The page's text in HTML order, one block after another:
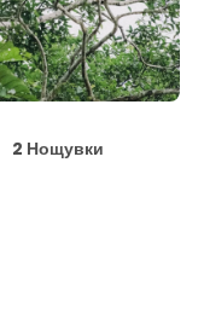
2 Нощувки